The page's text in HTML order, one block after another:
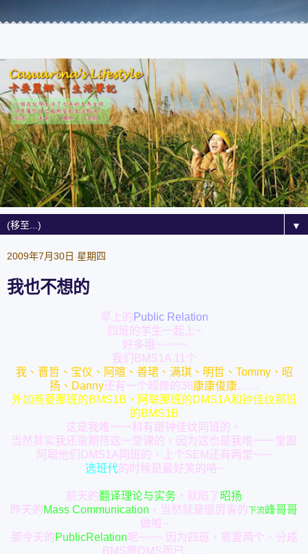
▼
2009年7月30日 星期四
我也不想的
早上的 Public Relation
四班的学生一起上~
好多哦~~~~~
我们BMS1A 11个
我、晋哲、宝仪、阿暄、善珺、满琪、明哲、Tommy、昭
扬、Danny还有一个超修的38康康俊康……
外加燕菱那班的BMS1B，阿聪那班的DMS1A和钟佳纹那班
的BMS1B
这是我唯一一科有跟钟佳纹同班的。
当然其实我还蛮期待这一堂课的，因为这也是我唯一一堂跟
阿聪他们DMS1A同班的，上个SEM还有两堂~~~
选班代的时候是最好笑的咯~
前天的翻译理论与实务 ，就陷了 昭扬
昨天的Mass Communication ，当然就是很厉害的 下流峰哥哥
做啦~
那今天的PublicRelation呢~~~~ 因为四班，需要两个，分成
BMS跟DMS而已……